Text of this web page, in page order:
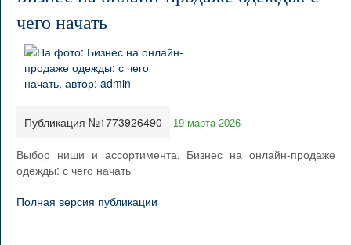
чего начать
Публикация №1773926490 19 марта 2026
Выбор ниши и ассортимента. Бизнес на онлайн-продаже
одежды: с чего начать
Полная версия публикации